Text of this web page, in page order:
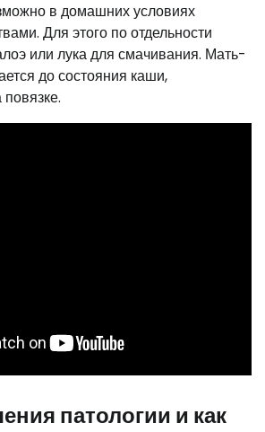
в домашних условиях
Для этого по отдельности
или лука для смачивания. Мать-
до состояния каши,
патологии и как